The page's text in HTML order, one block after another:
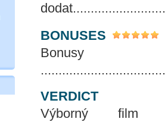
BONUSES
VERDICT
Výborný